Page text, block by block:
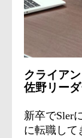
クライア
佐野リー
新卒でSler
に転職して